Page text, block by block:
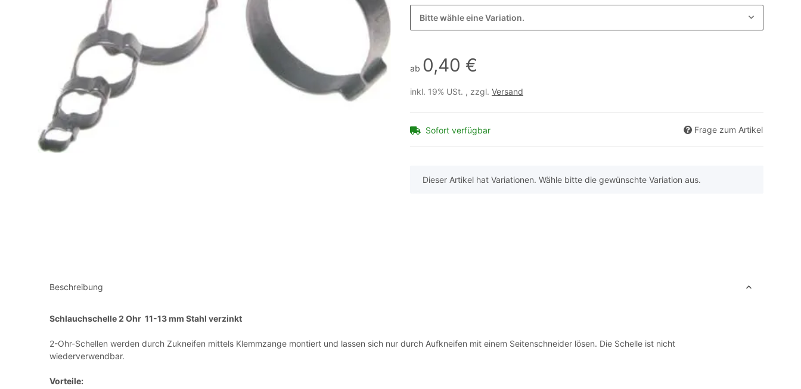
Bitte wähle eine Variation.
ab 0,40 €
inkl. 19% USt. , zzgl. Versand
Sofort verfügbar Frage zum Artikel
x
Dieser Artikel hat Variationen. Wähle bitte die gewünschte Variation aus.
Beschreibung
Schlauchschelle 2 Ohr 11-13 mm Stahl verzinkt
2-Ohr-Schellen werden durch Zukneifen mittels Klemmzange montiert und lassen sich nur durch Aufkneifen mit einem Seitenschneider lösen. Die Schelle ist nicht
wiederverwendbar.
Vorteile: